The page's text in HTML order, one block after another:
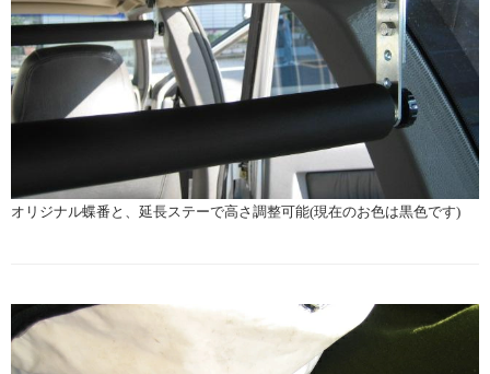
オリジナル蝶番と、延長ステーで高さ調整可能(現在のお色は黒色です)